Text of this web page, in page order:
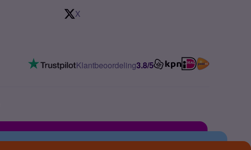
X
Klantbeoordeling3.8/5